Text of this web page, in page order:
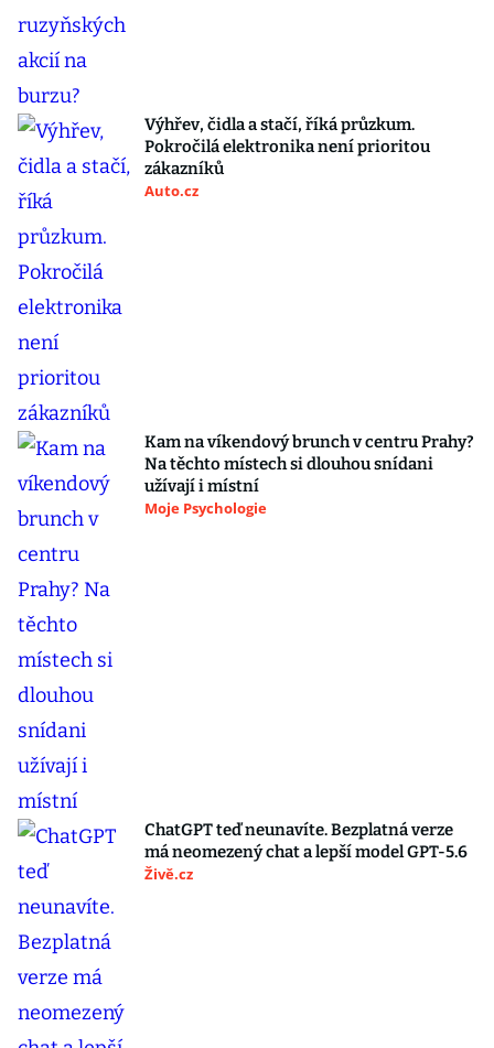
Výhřev, čidla a stačí, říká průzkum.
Pokročilá elektronika není prioritou
zákazníků
Auto.cz
Kam na víkendový brunch v centru Prahy?
Na těchto místech si dlouhou snídani
užívají i místní
Moje Psychologie
ChatGPT teď neunavíte. Bezplatná verze
má neomezený chat a lepší model GPT-5.6
Živě.cz